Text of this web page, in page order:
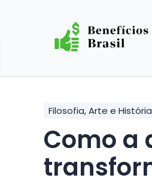
Filosofia, Arte e História
Como a arte expressa emoções e